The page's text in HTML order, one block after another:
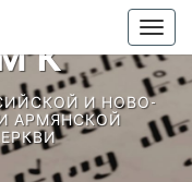
И НОВО-
АРМЯНСКОЙ